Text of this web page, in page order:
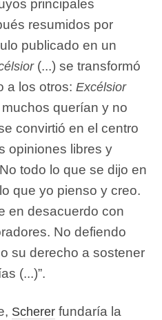
principales
resumidos por
publicado en un
(...) se transformó
a los otros: Excélsior
querían y no
convirtió en el centro
opiniones libres y
todo lo que se dijo en
que yo pienso y creo.
en desacuerdo con
No defiendo
su derecho a sostener
(...)”.
Scherer fundaría la